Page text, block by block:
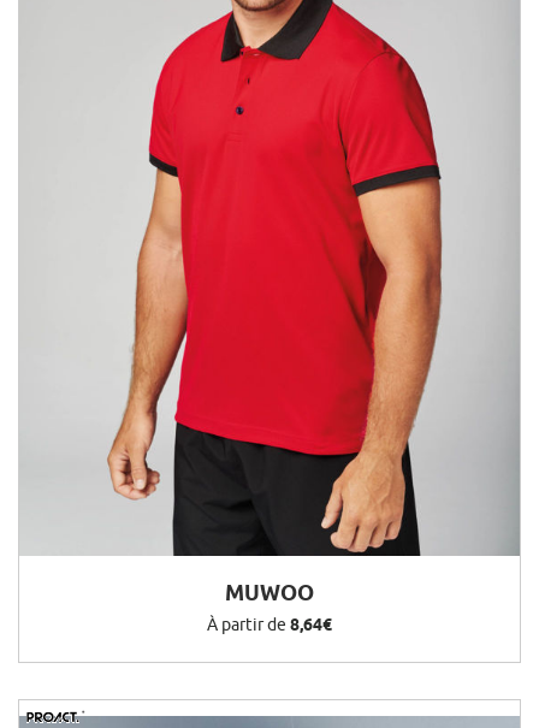
MUWOO
À partir de 8,64€